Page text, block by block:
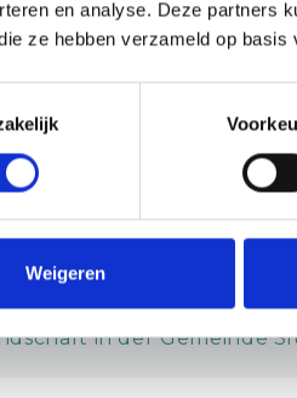
en analyse. Deze partners
ze hebben verzameld op
Weigeren
ist eine Initiative der
in der Gemeinde